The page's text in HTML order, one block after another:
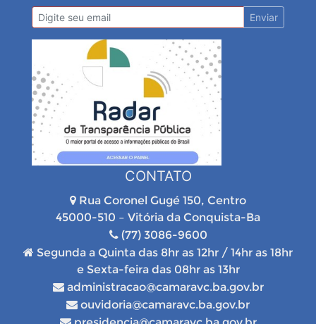
Enviar
CONTATO
Rua Coronel Gugé 150, Centro
45000-510 – Vitória da Conquista-Ba
(77) 3086-9600
Segunda a Quinta das 8hr as 12hr / 14hr as 18hr
e Sexta-feira das 08hr as 13hr
administracao@camaravc.ba.gov.br
ouvidoria@camaravc.ba.gov.br